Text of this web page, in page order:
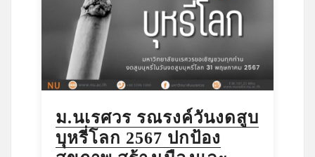
ม.นเรศวร รณรงค์วันงดสูบ
บุหรี่โลก 2567 ปกป้อง